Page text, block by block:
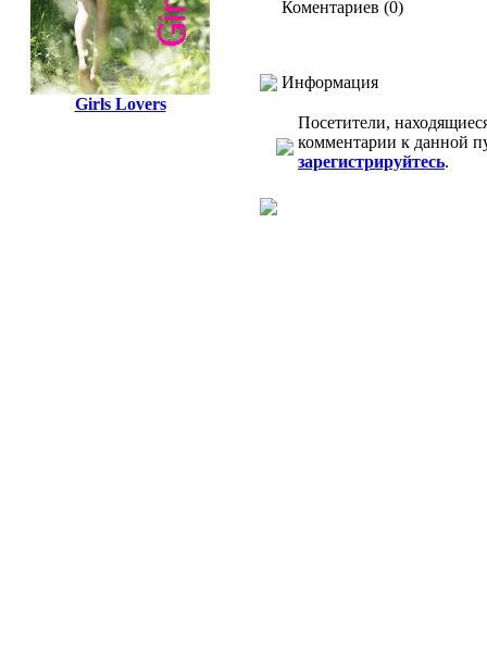
Girls Lovers
Коментариев (0)
Информация
Посетители,
комментарии к данной
зарегистрируйтесь.